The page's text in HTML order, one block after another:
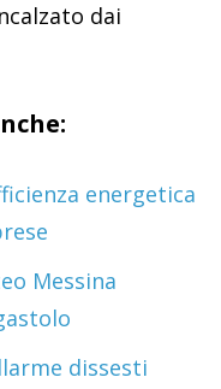
dai
energetica
Messina
dissesti